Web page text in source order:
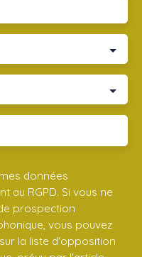
données
au RGPD. Si vous ne
prospection
vous pouvez
la liste d'opposition